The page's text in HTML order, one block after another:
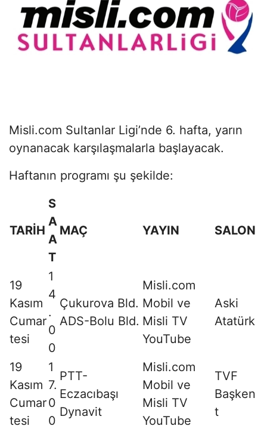
Misli.com Sultanlar Ligi’nde 6. hafta, yarın
oynanacak karşılaşmalarla başlayacak.
Haftanın programı şu şekilde:
TARİH
S
A
A
T
MAÇ YAYIN SALON
19
Kasım
Cumar
tesi
1
4
.
0
0
Çukurova Bld.
ADS-Bolu Bld.
Misli.com
Mobil ve
Misli TV
YouTube
Aski
Atatürk
19
Kasım
Cumar
tesi
1
7.
0
0
PTT-
Eczacıbaşı
Dynavit
Misli.com
Mobil ve
Misli TV
YouTube
TVF
Başken
t